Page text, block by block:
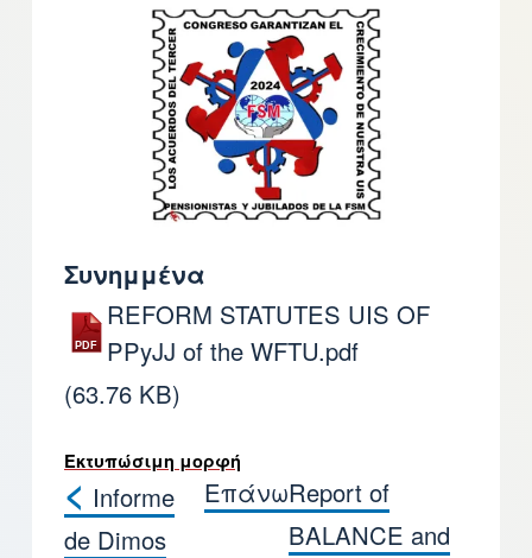
Συνημμένα
REFORM STATUTES UIS OF
PPyJJ of the WFTU.pdf
(63.76 KB)
Εκτυπώσιμη μορφή
Book traversal links for
< Informe
de Dimos
ΕπάνωReport of
BALANCE and